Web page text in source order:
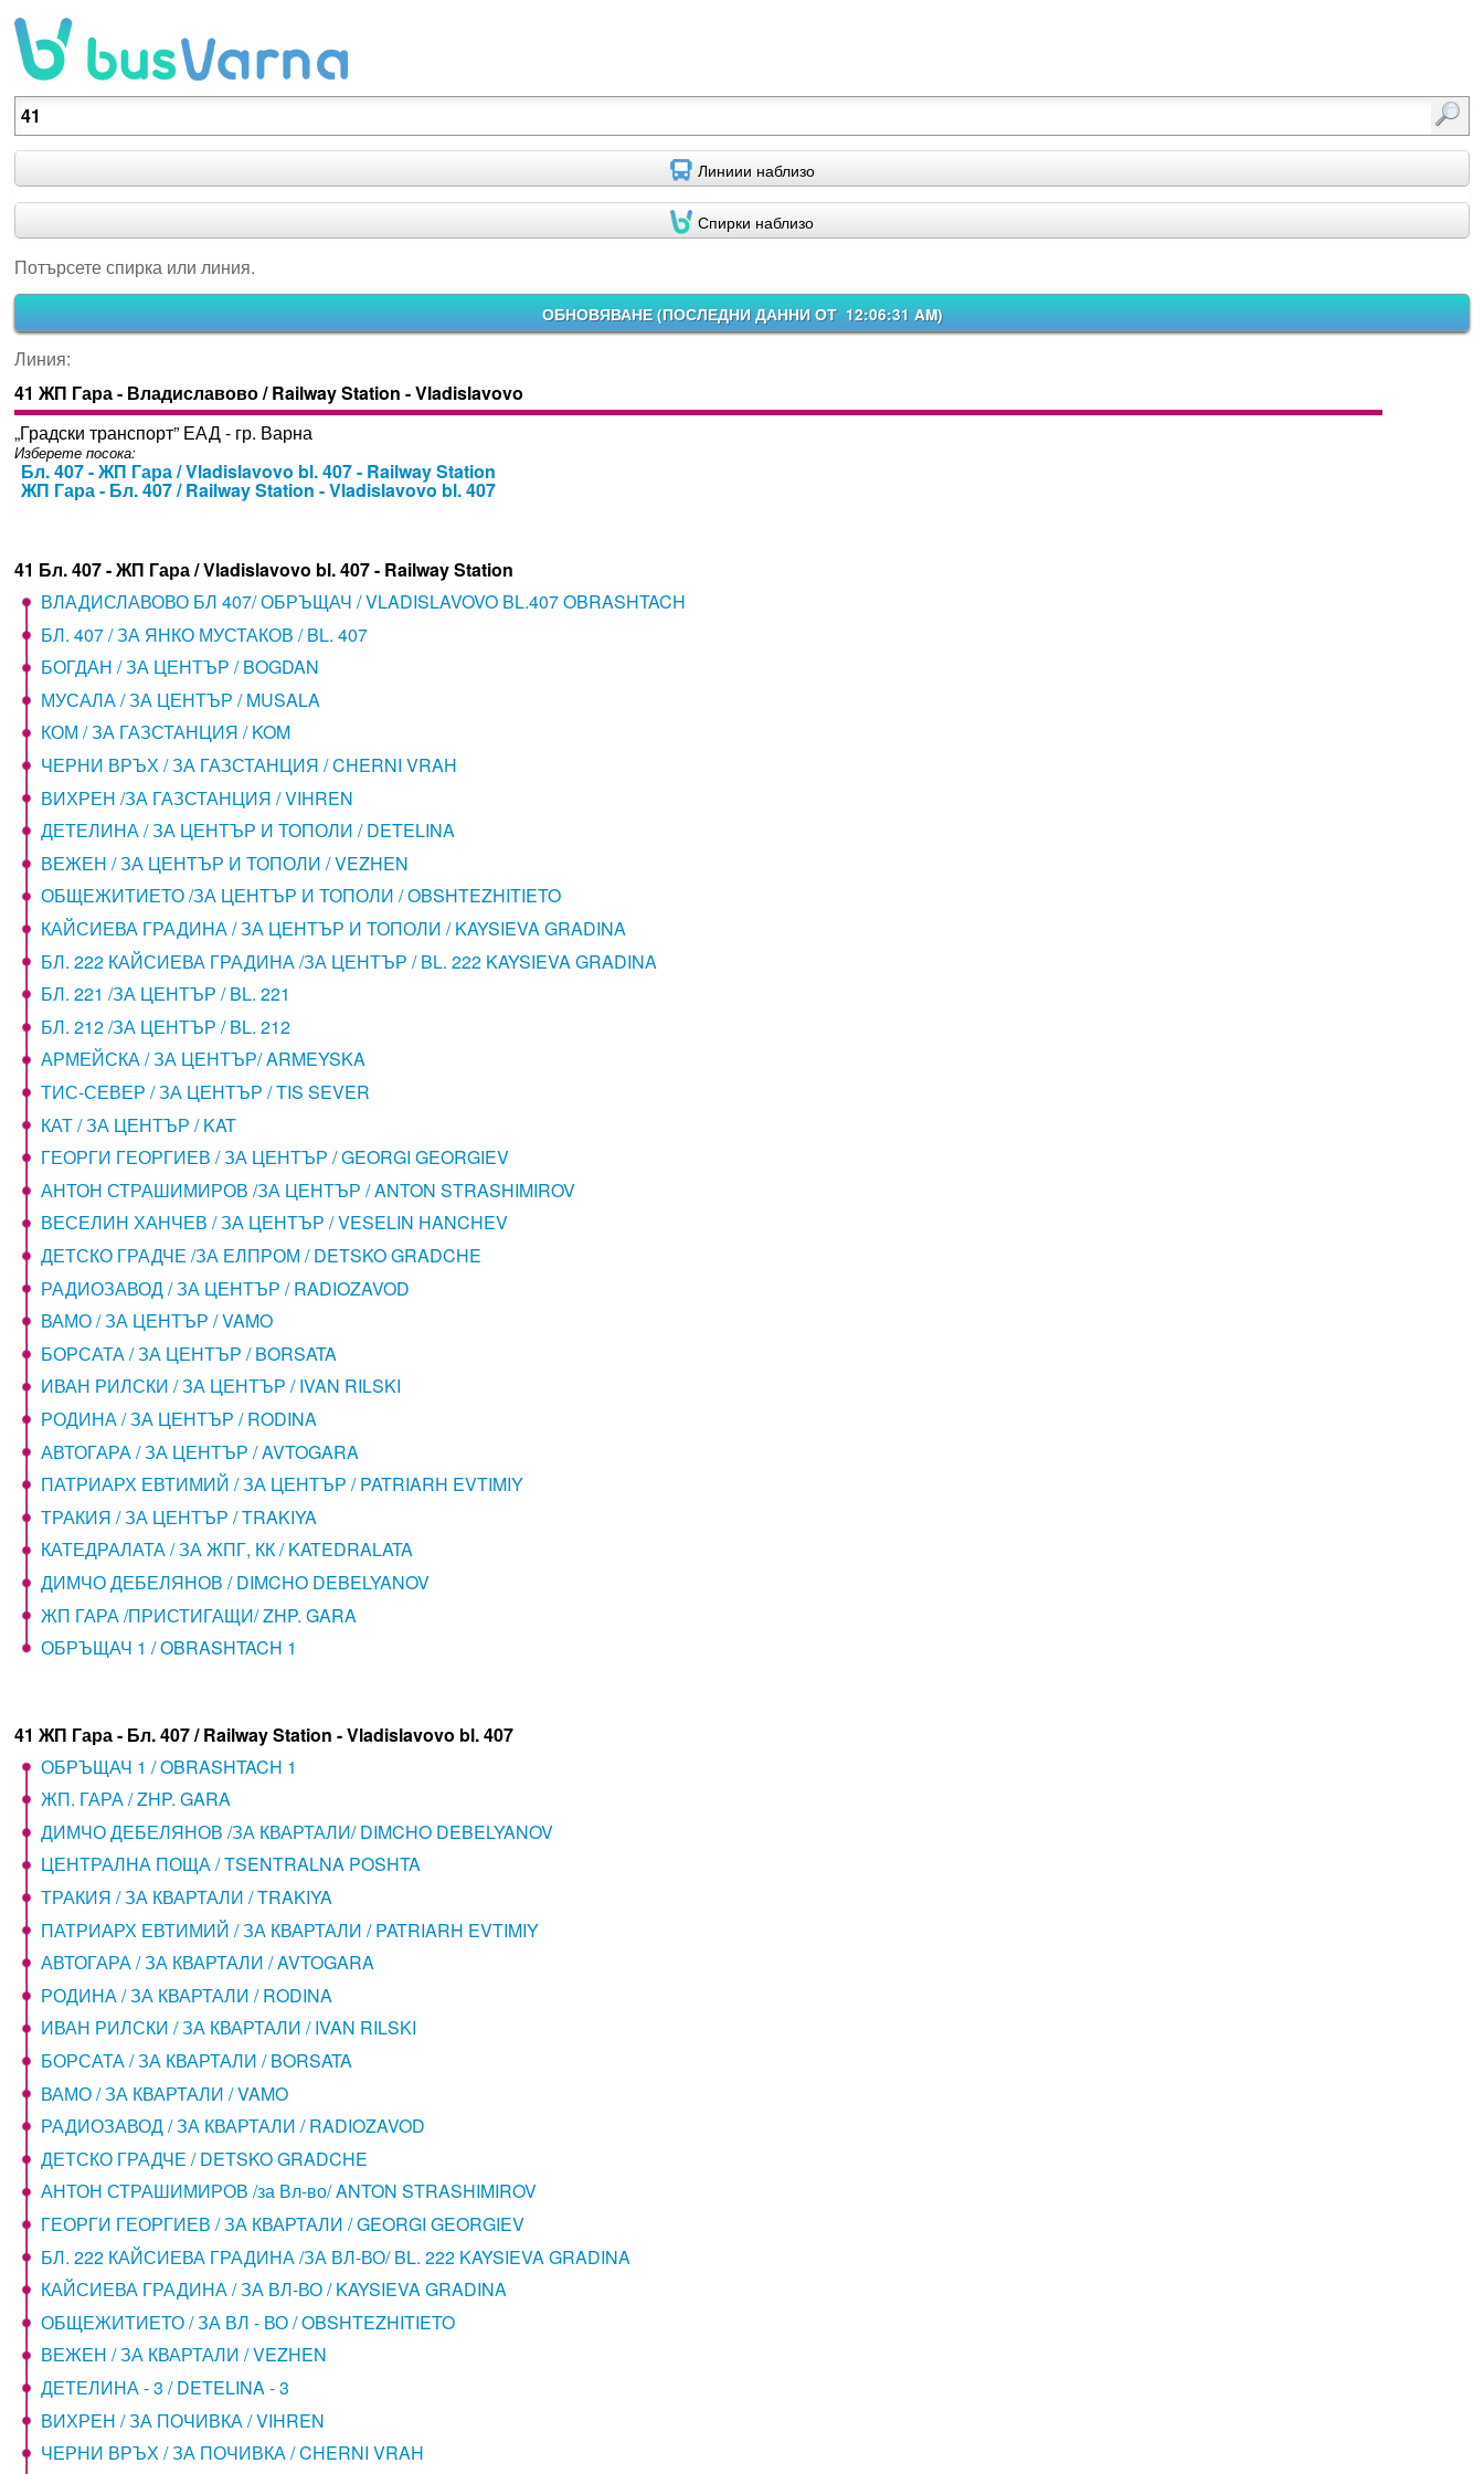
Потърсете спирка или линия.
Линиии наблизо
Спирки наблизо
Потърсете спирка или линия.
ОБНОВЯВАНЕ (ПОСЛЕДНИ ДАННИ ОТ 12:06:31 AM)
Линия:
41 ЖП Гара - Владиславово / Railway Station - Vladislavovo
„Градски транспорт” ЕАД - гр. Варна
Изберете посока:
Бл. 407 - ЖП Гара / Vladislavovo bl. 407 - Railway Station
ЖП Гара - Бл. 407 / Railway Station - Vladislavovo bl. 407
41 Бл. 407 - ЖП Гара / Vladislavovo bl. 407 - Railway Station
ВЛАДИСЛАВОВО БЛ 407/ ОБРЪЩАЧ / VLADISLAVOVO BL.407 OBRASHTACH
БЛ. 407 / ЗА ЯНКО МУСТАКОВ / BL. 407
БОГДАН / ЗА ЦЕНТЪР / BOGDAN
МУСАЛА / ЗА ЦЕНТЪР / MUSALA
КОМ / ЗА ГАЗСТАНЦИЯ / KOM
ЧЕРНИ ВРЪХ / ЗА ГАЗСТАНЦИЯ / CHERNI VRAH
ВИХРЕН /ЗА ГАЗСТАНЦИЯ / VIHREN
ДЕТЕЛИНА / ЗА ЦЕНТЪР И ТОПОЛИ / DETELINA
ВЕЖЕН / ЗА ЦЕНТЪР И ТОПОЛИ / VEZHEN
ОБЩЕЖИТИЕТО /ЗА ЦЕНТЪР И ТОПОЛИ / OBSHTEZHITIETO
КАЙСИЕВА ГРАДИНА / ЗА ЦЕНТЪР И ТОПОЛИ / KAYSIEVA GRADINA
БЛ. 222 КАЙСИЕВА ГРАДИНА /ЗА ЦЕНТЪР / BL. 222 KAYSIEVA GRADINA
БЛ. 221 /ЗА ЦЕНТЪР / BL. 221
БЛ. 212 /ЗА ЦЕНТЪР / BL. 212
АРМЕЙСКА / ЗА ЦЕНТЪР/ ARMEYSKA
ТИС-СЕВЕР / ЗА ЦЕНТЪР / TIS SEVER
КАТ / ЗА ЦЕНТЪР / KAT
ГЕОРГИ ГЕОРГИЕВ / ЗА ЦЕНТЪР / GEORGI GEORGIEV
АНТОН СТРАШИМИРОВ /ЗА ЦЕНТЪР / ANTON STRASHIMIROV
ВЕСЕЛИН ХАНЧЕВ / ЗА ЦЕНТЪР / VESELIN HANCHEV
ДЕТСКО ГРАДЧЕ /ЗА ЕЛПРОМ / DETSKO GRADCHE
РАДИОЗАВОД / ЗА ЦЕНТЪР / RADIOZAVOD
ВАМО / ЗА ЦЕНТЪР / VAMO
БОРСАТА / ЗА ЦЕНТЪР / BORSATA
ИВАН РИЛСКИ / ЗА ЦЕНТЪР / IVAN RILSKI
РОДИНА / ЗА ЦЕНТЪР / RODINA
АВТОГАРА / ЗА ЦЕНТЪР / AVTOGARA
ПАТРИАРХ ЕВТИМИЙ / ЗА ЦЕНТЪР / PATRIARH EVTIMIY
ТРАКИЯ / ЗА ЦЕНТЪР / TRAKIYA
КАТЕДРАЛАТА / ЗА ЖПГ, КК / KATEDRALATA
ДИМЧО ДЕБЕЛЯНОВ / DIMCHO DEBELYANOV
ЖП ГАРА /ПРИСТИГАЩИ/ ZHP. GARA
ОБРЪЩАЧ 1 / OBRASHTACH 1
41 ЖП Гара - Бл. 407 / Railway Station - Vladislavovo bl. 407
ОБРЪЩАЧ 1 / OBRASHTACH 1
ЖП. ГАРА / ZHP. GARA
ДИМЧО ДЕБЕЛЯНОВ /ЗА КВАРТАЛИ/ DIMCHO DEBELYANOV
ЦЕНТРАЛНА ПОЩА / TSENTRALNA POSHTA
ТРАКИЯ / ЗА КВАРТАЛИ / TRAKIYA
ПАТРИАРХ ЕВТИМИЙ / ЗА КВАРТАЛИ / PATRIARH EVTIMIY
АВТОГАРА / ЗА КВАРТАЛИ / AVTOGARA
РОДИНА / ЗА КВАРТАЛИ / RODINA
ИВАН РИЛСКИ / ЗА КВАРТАЛИ / IVAN RILSKI
БОРСАТА / ЗА КВАРТАЛИ / BORSATA
ВАМО / ЗА КВАРТАЛИ / VAMO
РАДИОЗАВОД / ЗА КВАРТАЛИ / RADIOZAVOD
ДЕТСКО ГРАДЧЕ / DETSKO GRADCHE
АНТОН СТРАШИМИРОВ /за Вл-во/ ANTON STRASHIMIROV
ГЕОРГИ ГЕОРГИЕВ / ЗА КВАРТАЛИ / GEORGI GEORGIEV
БЛ. 222 КАЙСИЕВА ГРАДИНА /ЗА ВЛ-ВО/ BL. 222 KAYSIEVA GRADINA
КАЙСИЕВА ГРАДИНА / ЗА ВЛ-ВО / KAYSIEVA GRADINA
ОБЩЕЖИТИЕТО / ЗА ВЛ - ВО / OBSHTEZHITIETO
ВЕЖЕН / ЗА КВАРТАЛИ / VEZHEN
ДЕТЕЛИНА - 3 / DETELINA - 3
ВИХРЕН / ЗА ПОЧИВКА / VIHREN
ЧЕРНИ ВРЪХ / ЗА ПОЧИВКА / CHERNI VRAH